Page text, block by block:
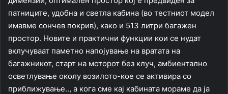
патниците, удобна и светла кабина (во тестниот модел
имавме сончев покрив), како и 513 литри багажен
простор. Новите и практични функции кои се нудат
вклучуваат паметно напојување на вратата на
багажникот, старт на моторот без клуч, амбиентално
осветлување околу возилото-кое се активира со
приближување.., а кога сме кај кабината мораме да ја